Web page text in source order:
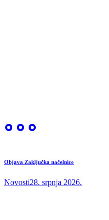
Objava Zaključka načelnice
Novosti28. srpnja 2026.